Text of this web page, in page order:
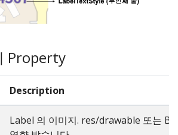
Property
Description
Label 의 이미지. res/drawable 또는